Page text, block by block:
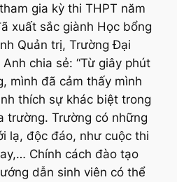
gia kỳ thi THPT năm
xuất sắc giành Học bổng
Quản trị, Trường Đại
chia sẻ: “Từ giây phút
mình đã cảm thấy mình
thích sự khác biệt trong
trường. Trường có những
lạ, độc đáo, như cuộc thi
Chính cách đào tạo
dẫn sinh viên có thể